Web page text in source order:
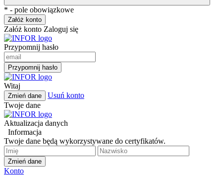
* - pole obowiązkowe
Załóż konto
Załóż konto Zaloguj się
Przypomnij hasło
Przypomnij hasło
Witaj
Zmień dane
Usuń konto
Twoje dane
Aktualizacja danych
Informacja
Twoje dane będą wykorzystywane do certyfikatów.
Zmień dane
Konto